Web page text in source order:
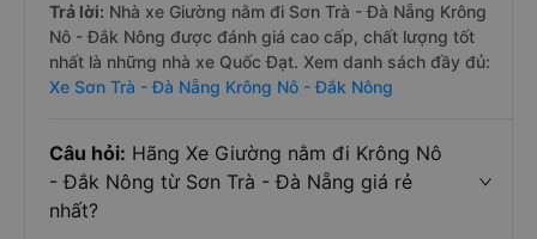
Trả lời: Nhà xe Giường nằm đi Sơn Trà - Đà Nẵng Krông
Nô - Đắk Nông được đánh giá cao cấp, chất lượng tốt
nhất là những nhà xe Quốc Đạt. Xem danh sách đầy đủ:
Xe Sơn Trà - Đà Nẵng Krông Nô - Đắk Nông
Câu hỏi: Hãng Xe Giường nằm đi Krông Nô
- Đắk Nông từ Sơn Trà - Đà Nẵng giá rẻ
nhất?